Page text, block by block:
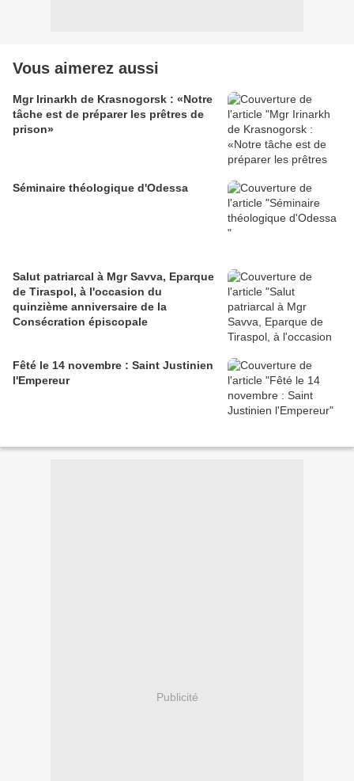
Vous aimerez aussi
Mgr Irinarkh de Krasnogorsk : «Notre
tâche est de préparer les prêtres de
prison»
Séminaire théologique d'Odessa
Salut patriarcal à Mgr Savva, Eparque
de Tiraspol, à l'occasion du
quinzième anniversaire de la
Consécration épiscopale
Fêté le 14 novembre : Saint Justinien
l'Empereur
Publicité